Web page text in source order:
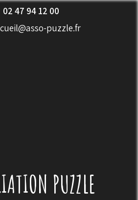
02 47 94 12 00
puzzle.fr
PUZZLE